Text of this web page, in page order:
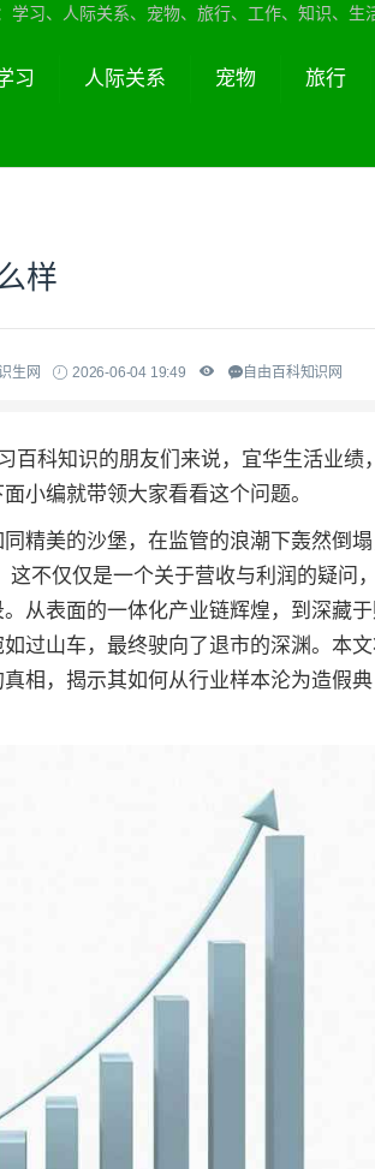
学习、人际关系、宠物、旅行、工作、知识、生
习 人际关系 宠物 旅行
样
生网 2026-06-04 19:49 自由百科知识网
百科知识的朋友们来说，宜华生活业绩
小编就带领大家看看这个问题。
精美的沙堡，在监管的浪潮下轰然倒塌
不仅仅是一个关于营收与利润的疑问
从表面的一体化产业链辉煌，到深藏
过山车，最终驶向了退市的深渊。本
相，揭示其如何从行业样本沦为造假典